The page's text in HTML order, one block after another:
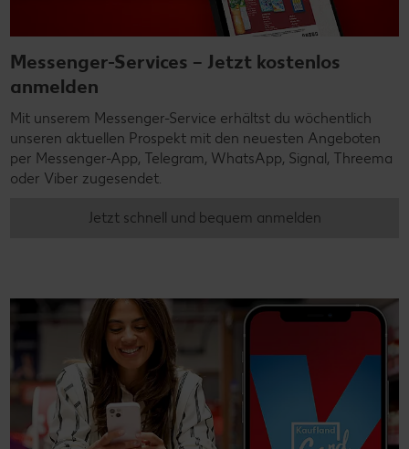
Messenger-Services – Jetzt kostenlos
anmelden
Mit unserem Messenger-Service erhältst du wöchentlich
unseren aktuellen Prospekt mit den neuesten Angeboten
per Messenger-App, Telegram, WhatsApp, Signal, Threema
oder Viber zugesendet.
Jetzt schnell und bequem anmelden